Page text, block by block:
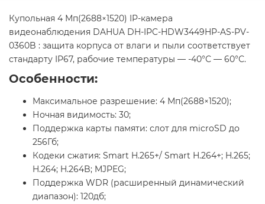
Купольная 4 Мп(2688×1520) IP-камера
видеонаблюдения DAHUA DH-IPC-HDW3449HP-AS-PV-
0360B : защита корпуса от влаги и пыли соответствует
стандарту IP67, рабочие температуры — -40°С — 60°С.
Особенности:
Максимальное разрешение: 4 Мп(2688×1520);
Ночная видимость: 30;
Поддержка карты памяти: слот для microSD до
256Гб;
Кодеки сжатия: Smart H.265+/ Smart H.264+; H.265;
H.264; H.264B; MJPEG;
Поддержка WDR (расширенный динамический
диапазон): 120дб;